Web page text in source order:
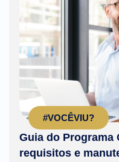
#VOCÊVIU?
Guia do Programa
requisitos e